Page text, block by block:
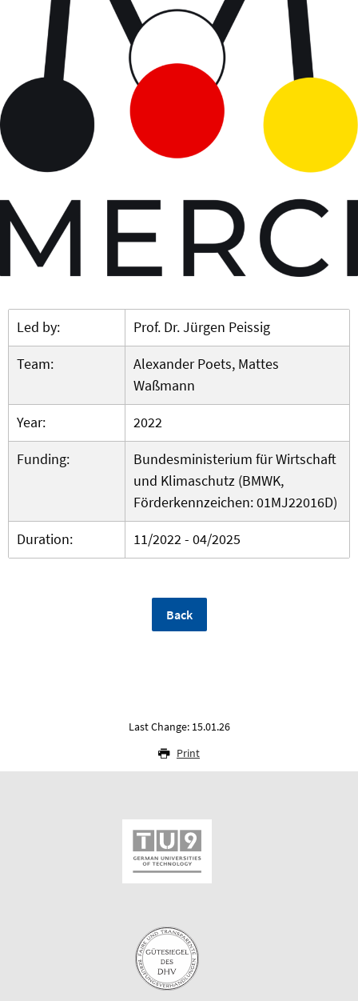
Led by:
Prof. Dr. Jürgen Peissig
Team:
Alexander Poets, Mattes
Waßmann
Year:
2022
Funding:
Bundesministerium für Wirtschaft
und Klimaschutz (BMWK,
Förderkennzeichen: 01MJ22016D)
Duration:
11/2022 - 04/2025
Back
Last Change: 15.01.26
Print